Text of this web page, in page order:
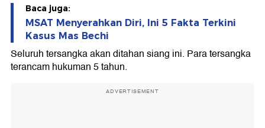
Baca juga:
MSAT Menyerahkan Diri, Ini 5 Fakta Terkini
Kasus Mas Bechi
Seluruh tersangka akan ditahan siang ini. Para tersangka
terancam hukuman 5 tahun.
ADVERTISEMENT